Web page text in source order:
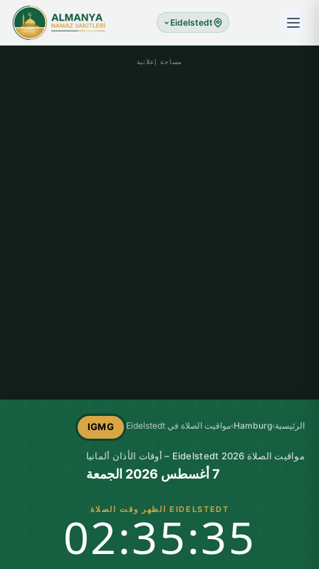
Eidelstedt
مساحة إعلانية
الرئيسية›
Hamburg
›مواقيت الصلاة في Eidelstedt IGMG
مواقيت الصلاة Eidelstedt 2026 – أوقات الأذان ألمانيا
7 أغسطس 2026 الجمعة
EIDELSTEDT الظهر وقت الصلاة
02:35:35